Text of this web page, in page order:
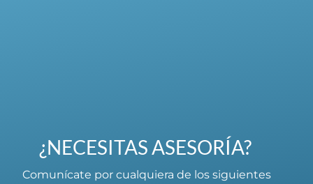
¿NECESITAS ASESORÍA?
Comunícate por cualquiera de los siguientes